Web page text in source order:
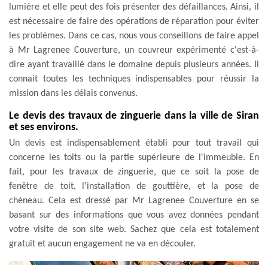
lumière et elle peut des fois présenter des défaillances. Ainsi, il
est nécessaire de faire des opérations de réparation pour éviter
les problèmes. Dans ce cas, nous vous conseillons de faire appel
à Mr Lagrenee Couverture, un couvreur expérimenté c'est-à-
dire ayant travaillé dans le domaine depuis plusieurs années. Il
connait toutes les techniques indispensables pour réussir la
mission dans les délais convenus.
Le devis des travaux de zinguerie dans la ville de Siran
et ses environs.
Un devis est indispensablement établi pour tout travail qui
concerne les toits ou la partie supérieure de l'immeuble. En
fait, pour les travaux de zinguerie, que ce soit la pose de
fenêtre de toit, l'installation de gouttière, et la pose de
chéneau. Cela est dressé par Mr Lagrenee Couverture en se
basant sur des informations que vous avez données pendant
votre visite de son site web. Sachez que cela est totalement
gratuit et aucun engagement ne va en découler.